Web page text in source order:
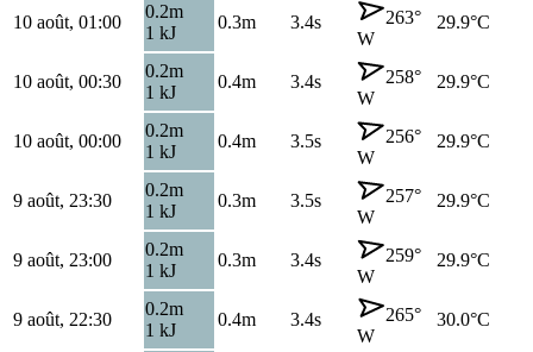
10 août, 01:00
0.2m
1 kJ
0.3m 3.4s 263°
W
29.9°C
10 août, 00:30
0.2m
1 kJ
0.4m 3.4s 258°
W
29.9°C
10 août, 00:00
0.2m
1 kJ
0.4m 3.5s 256°
W
29.9°C
9 août, 23:30
0.2m
1 kJ
0.3m 3.5s 257°
W
29.9°C
9 août, 23:00
0.2m
1 kJ
0.3m 3.4s 259°
W
29.9°C
9 août, 22:30
0.2m
1 kJ
0.4m 3.4s 265°
W
30.0°C